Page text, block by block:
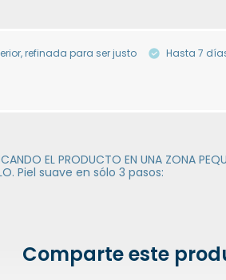
refinada para ser justo
Hasta 7
EL PRODUCTO EN UNA ZONA
Piel suave en sólo 3 pasos:
Comparte este